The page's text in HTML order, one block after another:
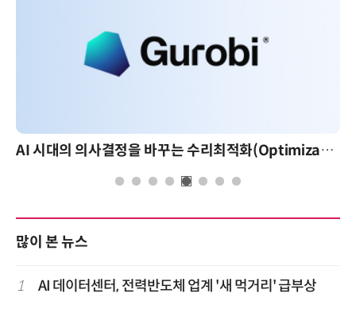
AI 시대의 의사결정을 바꾸는 수리최적화(Optimization): 실제 산업 적용 사례와 활용 전략
많이 본 뉴스
1 AI 데이터센터, 전력반도체 업계 '새 먹거리' 급부상